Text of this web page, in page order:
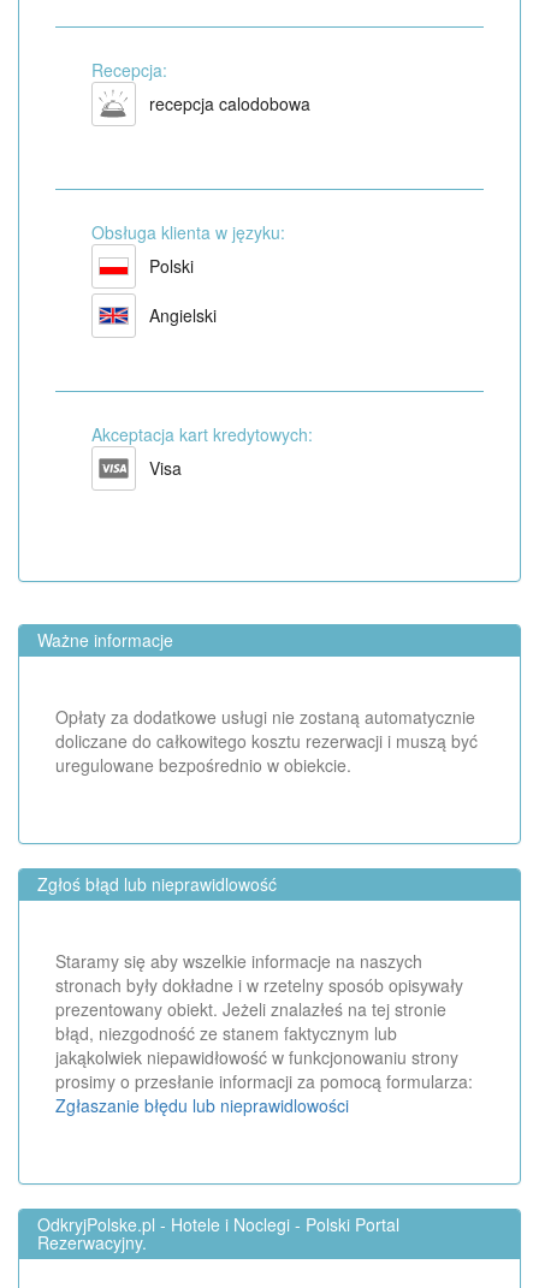
Recepcja:
recepcja calodobowa
Obsługa klienta w języku:
Polski
Angielski
Akceptacja kart kredytowych:
Visa
Ważne informacje
Opłaty za dodatkowe usługi nie zostaną automatycznie
doliczane do całkowitego kosztu rezerwacji i muszą być
uregulowane bezpośrednio w obiekcie.
Zgłoś błąd lub nieprawidlowość
Staramy się aby wszelkie informacje na naszych
stronach były dokładne i w rzetelny sposób opisywały
prezentowany obiekt. Jeżeli znalazłeś na tej stronie
błąd, niezgodność ze stanem faktycznym lub
jakąkolwiek niepawidłowość w funkcjonowaniu strony
prosimy o przesłanie informacji za pomocą formularza:
Zgłaszanie błędu lub nieprawidlowości
OdkryjPolske.pl - Hotele i Noclegi - Polski Portal
Rezerwacyjny.